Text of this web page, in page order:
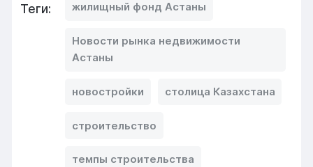
Теги: жилищный фонд Астаны
Новости рынка недвижимости
Астаны
новостройки столица Казахстана
строительство
темпы строительства